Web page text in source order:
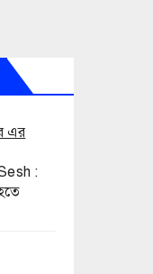
এর
: